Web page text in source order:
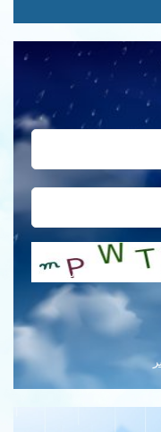
كلمة التحقق جديدة!